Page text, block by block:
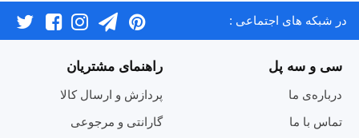
در شبکه های اجتماعی :
سی و سه پل
درباره‌ی ما
تماس با ما
راهنمای مشتریان
پردازش و ارسال کالا
گارانتی و مرجوعی